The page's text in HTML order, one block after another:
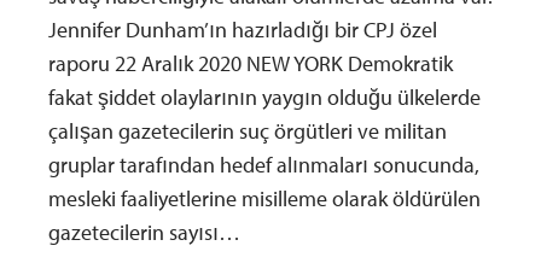
Jennifer Dunham’ın hazırladığı bir CPJ özel
raporu 22 Aralık 2020 NEW YORK Demokratik
fakat şiddet olaylarının yaygın olduğu ülkelerde
çalışan gazetecilerin suç örgütleri ve militan
gruplar tarafından hedef alınmaları sonucunda,
mesleki faaliyetlerine misilleme olarak öldürülen
gazetecilerin sayısı…